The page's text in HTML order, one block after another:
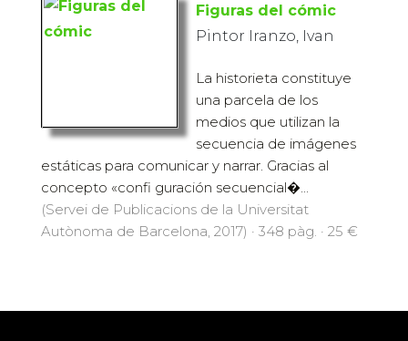
Figuras del cómic
Pintor Iranzo, Ivan
La historieta constituye
una parcela de los
medios que utilizan la
secuencia de imágenes
estáticas para comunicar y narrar. Gracias al
concepto «confi guración secuencial�...
(Servei de Publicacions de la Universitat
Autònoma de Barcelona, 2017) · 348 pàg. · 25 €